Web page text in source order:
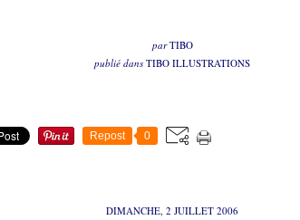
parTIBO
publié dans TIBO ILLUSTRATIONS
Repost 0
DIMANCHE, 2 JUILLET 2006